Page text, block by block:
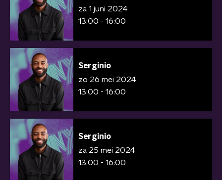
za 1 juni 2024
13:00 - 16:00
Serginio
zo 26 mei 2024
13:00 - 16:00
Serginio
za 25 mei 2024
13:00 - 16:00